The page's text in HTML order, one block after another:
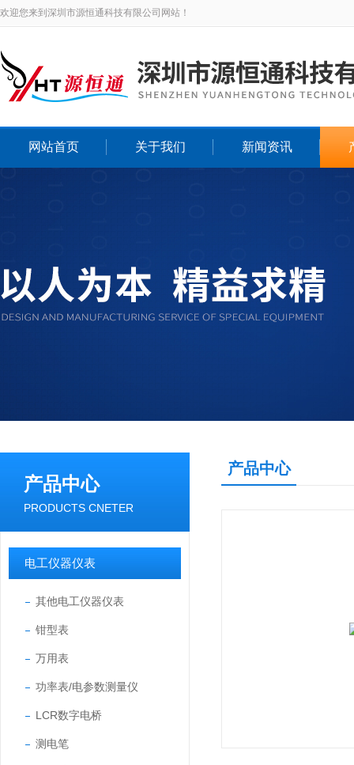
欢迎您来到深圳市源恒通科技有限公司网站！
网站首页 关于我们 新闻资讯
产品中心
PRODUCTS CNETER
电工仪器仪表
其他电工仪器仪表
钳型表
万用表
功率表/电参数测量仪
LCR数字电桥
测电笔
产品中心